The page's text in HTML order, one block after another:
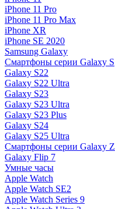
iPhone 11 Pro
iPhone 11 Pro Max
iPhone XR
iPhone SE 2020
Samsung Galaxy
Смартфоны серии Galaxy S
Galaxy S22
Galaxy S22 Ultra
Galaxy S23
Galaxy S23 Ultra
Galaxy S23 Plus
Galaxy S24
Galaxy S25 Ultra
Смартфоны серии Galaxy Z
Galaxy Flip 7
Умные часы
Apple Watch
Apple Watch SE2
Apple Watch Series 9